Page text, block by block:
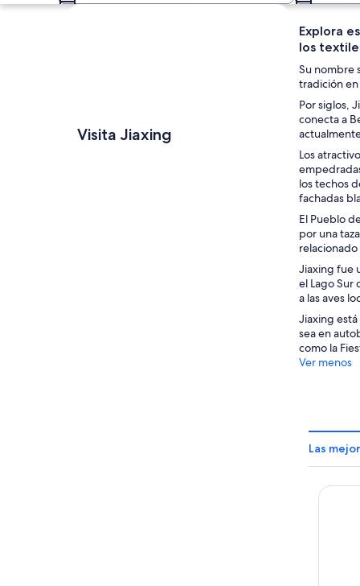
Una calle
Explorar mapa
Visita Jiaxing
Explora
los
Su nombre
tradición en
Por siglos,
conecta a
Los
los techos
fachadas
El Pueblo
por una
Jiaxing fue
el Lago Sur
a las aves
Jiaxing
sea en
como la
Ver menos
Las
Alila